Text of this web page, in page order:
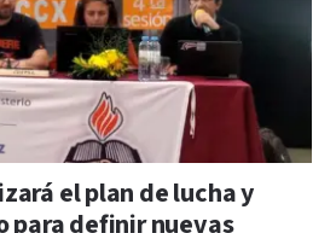
el plan de lucha y
para definir nuevas